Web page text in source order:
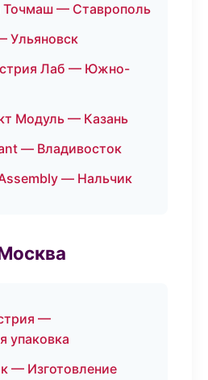
— Ставрополь
Ульяновск
Лаб — Южно-
Модуль — Казань
— Владивосток
— Нальчик
—
упаковка
— Изготовление